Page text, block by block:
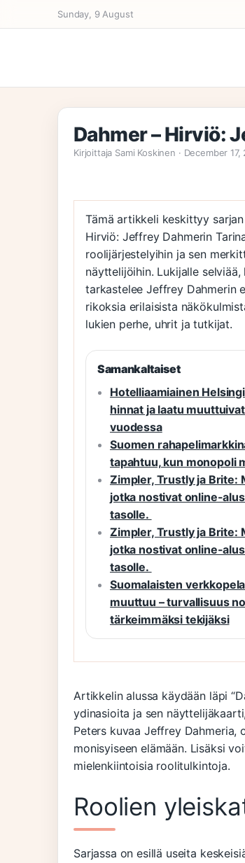
Sunday, 9 August
Dahmer – Hirviö:
Kirjoittaja Sami Koskinen · December 17,
Tämä artikkeli keskittyy sarjan
Hirviö: Jeffrey Dahmerin
roolijärjestelyihin ja sen
näyttelijöihin. Lukijalle selviää,
tarkastelee Jeffrey Dahmerin
rikoksia erilaisista
lukien perhe, uhrit ja tutkijat.
Samankaltaiset
Hotelliaamiainen
hinnat ja laatu
vuodessa
Suomen
tapahtuu, kun monopoli
Zimpler, Trustly ja Brite:
jotka nostivat online-
tasolle.
Zimpler, Trustly ja Brite:
jotka nostivat online-
tasolle.
Suomalaisten
muuttuu – turvallisuus
tärkeimmäksi tekijäksi
Artikkelin alussa käydään läpi
ydinasioita ja sen
Peters kuvaa Jeffrey Dahmeria,
monisyiseen elämään. Lisäksi
mielenkiintoisia roolitulkintoja.
Roolien
Sarjassa on esillä useita